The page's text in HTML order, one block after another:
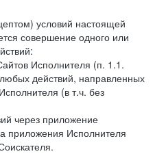
условий настоящей
совершение одного или
Исполнителя (п. 1.1.
действий, направленных
(в т.ч. без
через приложение
приложения Исполнителя